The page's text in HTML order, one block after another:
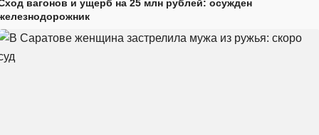
вагонов и ущерб на 25 млн рублей: осужден